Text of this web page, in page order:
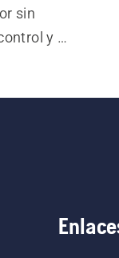
sin
y